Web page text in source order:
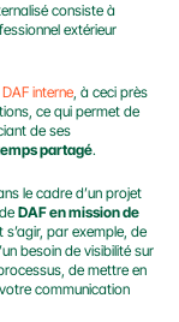
consiste à
extérieur
DAF interne, à ceci près
ce qui permet de
de ses
partagé.
le cadre d’un projet
DAF en mission de
par exemple, de
besoin de visibilité sur
de mettre en
communication